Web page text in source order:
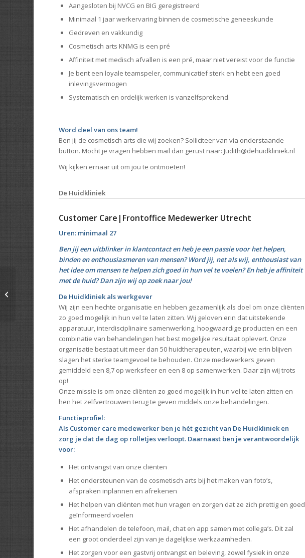
Aangesloten bij NVCG en BIG geregistreerd
Minimaal 1 jaar werkervaring binnen de cosmetische geneeskunde
Gedreven en vakkundig
Cosmetisch arts KNMG is een pré
Affiniteit met medisch afvallen is een pré, maar niet vereist voor de functie
Je bent een loyale teamspeler, communicatief sterk en hebt een goed
inlevingsvermogen
Systematisch en ordelijk werken is vanzelfsprekend.
Word deel van ons team!
Ben jij de cosmetisch arts die wij zoeken? Solliciteer van via onderstaande
button. Mocht je vragen hebben mail dan gerust naar: Judith@dehuidkliniek.nl
Wij kijken ernaar uit om jou te ontmoeten!
De Huidkliniek
Customer Care|Frontoffice Medewerker Utrecht
Uren: minimaal 27
Ben jij een uitblinker in klantcontact en heb je een passie voor het helpen,
binden en enthousiasmeren van mensen? Word jij, net als wij, enthousiast van
het idee om mensen te helpen zich goed in hun vel te voelen? En heb je affiniteit
met de huid?Dan zijn wij op zoek naar jou!
De Huidkliniek als werkgever
Wij zijn een hechte organisatie en hebben gezamenlijk als doel om onze cliënten
zo goed mogelijk in hun vel te laten zitten. Wij geloven erin dat uitstekende
apparatuur, interdisciplinaire samenwerking, hoogwaardige producten en een
combinatie van behandelingen het best mogelijke resultaat oplevert. Onze
organisatie bestaat uit meer dan 50 huidtherapeuten, waarbij we erin blijven
slagen het sterke teamgevoel te behouden. Onze medewerkers geven
gemiddeld een 8,7 op werksfeer en een 8 op samenwerken. Daar zijn wij trots
op!
Onze missie is om onze cliënten zo goed mogelijk in hun vel te laten zitten en
hen het zelfvertrouwen terug te geven middels onze behandelingen.
Functieprofiel:
Als Customer care medewerker ben je hét gezicht van De Huidkliniek en
zorg je dat de dag op rolletjes verloopt. Daarnaast ben je verantwoordelijk
voor:
Het ontvangst van onze cliënten
Het ondersteunen van de cosmetisch arts bij het maken van foto’s,
afspraken inplannen en afrekenen
Het helpen van cliënten met hun vragen en zorgen dat ze zich prettig en goed
geïnformeerd voelen
Het afhandelen de telefoon, mail, chat en app samen met collega’s. Dit zal
een groot onderdeel zijn van je dagelijkse werkzaamheden.
Het zorgen voor een gastvrij ontvangst en beleving, zowel fysiek in onze